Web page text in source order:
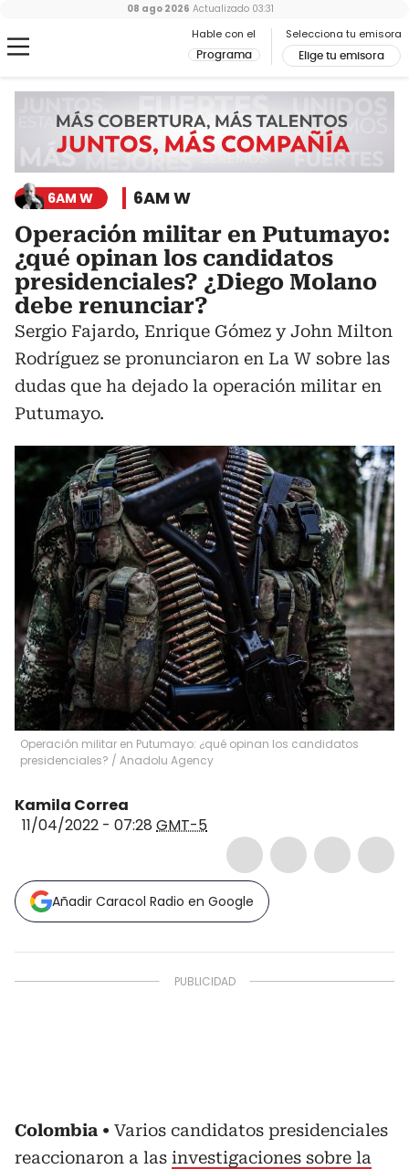
Hable con el
Programa
Selecciona tu emisora
Elige tu emisora
08 ago 2026 Actualizado 03:31
6AM W 6AM W
Operación militar en Putumayo:
¿qué opinan los candidatos
presidenciales? ¿Diego Molano
debe renunciar?
Sergio Fajardo, Enrique Gómez y John Milton
Rodríguez se pronunciaron en La W sobre las
dudas que ha dejado la operación militar en
Putumayo.
Operación militar en Putumayo: ¿qué opinan los candidatos
presidenciales? / Anadolu Agency
Kamila Correa
11/04/2022 - 07:28 GMT-5
Añadir Caracol Radio en Google
Colombia
Varios candidatos presidenciales
reaccionaron a las investigaciones sobre la